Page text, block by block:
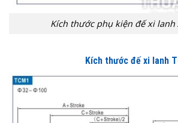
Kích thước phụ kiện đế xi lanh
Kích thước đế xi lanh